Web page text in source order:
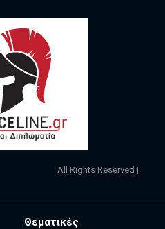
All Rights Reserved |
Θεματικές